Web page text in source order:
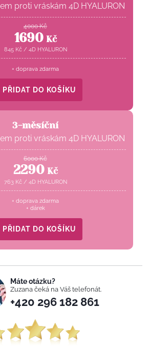
proti vráskám 4D HYALURON
4000 Kč
1690 Kč
845 Kč/ 4D HYALURON
+ doprava zdarma
PŘIDAT DO KOŠÍKU
3-měsíční
proti vráskám 4D HYALURON
6000 Kč
2290 Kč
763 Kč/ 4D HYALURON
+ doprava zdarma
+ dárek
PŘIDAT DO KOŠÍKU
Máte otázku?
Zuzana čeká na Váš telefonát.
+420 296 182 861